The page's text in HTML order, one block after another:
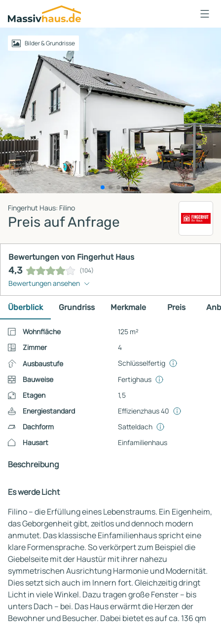
Massivhaus
Logo
AnmeldenBilder & Grundrisse
Fingerhut Haus: Filino
Preis auf Anfrage
Bewertungen von Fingerhut Haus
4,3 (104)
Bewertungen ansehen
Überblick Grundriss Merkmale Preis
Wohnfläche
125 m²
Zimmer
4
Ausbaustufe
Schlüsselfertig
Bauweise
Fertighaus
Etagen
1,5
Energiestandard
Effizienzhaus 40
Dachform
Satteldach
Hausart
Einfamilienhaus
Beschreibung
Es werde Licht
Filino – die Erfüllung eines Lebenstraums. Ein Eigenheim,
das Geborgenheit gibt, zeitlos und dennoch modern
anmutet. Das klassische Einfamilienhaus spricht eine
klare Formensprache. So verkörpert zum Beispiel die
Giebelseite mit der Haustür mit ihrer nahezu
symmetrischen Ausrichtung Harmonie und Modernität.
Dies setzt sich auch im Innern fort. Gleichzeitig dringt
Licht in viele Winkel. Dazu tragen große Fenster – bis
unters Dach – bei. Das Haus erwärmt die Herzen der
Bewohner und Besucher. Dabei bietet es auf ca. 136 qm